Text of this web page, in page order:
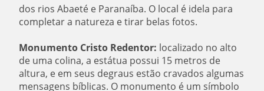
dos rios Abaeté e Paranaíba. O local é idela para
completar a natureza e tirar belas fotos.
Monumento Cristo Redentor: localizado no alto
de uma colina, a estátua possui 15 metros de
altura, e em seus degraus estão cravados algumas
mensagens bíblicas. O monumento é um símbolo